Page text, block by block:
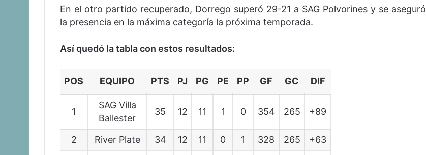
En el otro partido recuperado, Dorrego superó 29-21 a SAG Polvorines y se aseguró
la presencia en la máxima categoría la próxima temporada.
Así quedó la tabla con estos resultados:
POS EQUIPO PTS PJ PG PE PP GF GC DIF
1
SAG Villa
Ballester
35 12 11 1 0 354 265 +89
2 River Plate 34 12 11 0 1 328 265 +63